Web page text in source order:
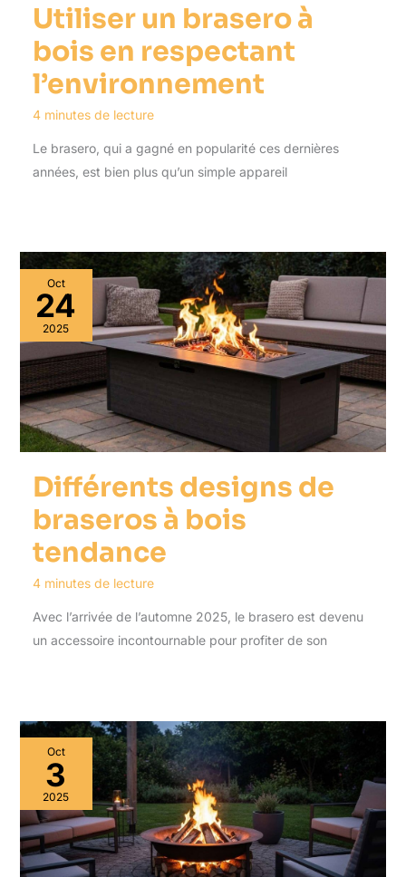
Utiliser un brasero à
bois en respectant
l’environnement
4 minutes de lecture
Le brasero, qui a gagné en popularité ces dernières
années, est bien plus qu’un simple appareil
Oct
24
2025
Différents designs de
braseros à bois
tendance
4 minutes de lecture
Avec l’arrivée de l’automne 2025, le brasero est devenu
un accessoire incontournable pour profiter de son
Oct
3
2025